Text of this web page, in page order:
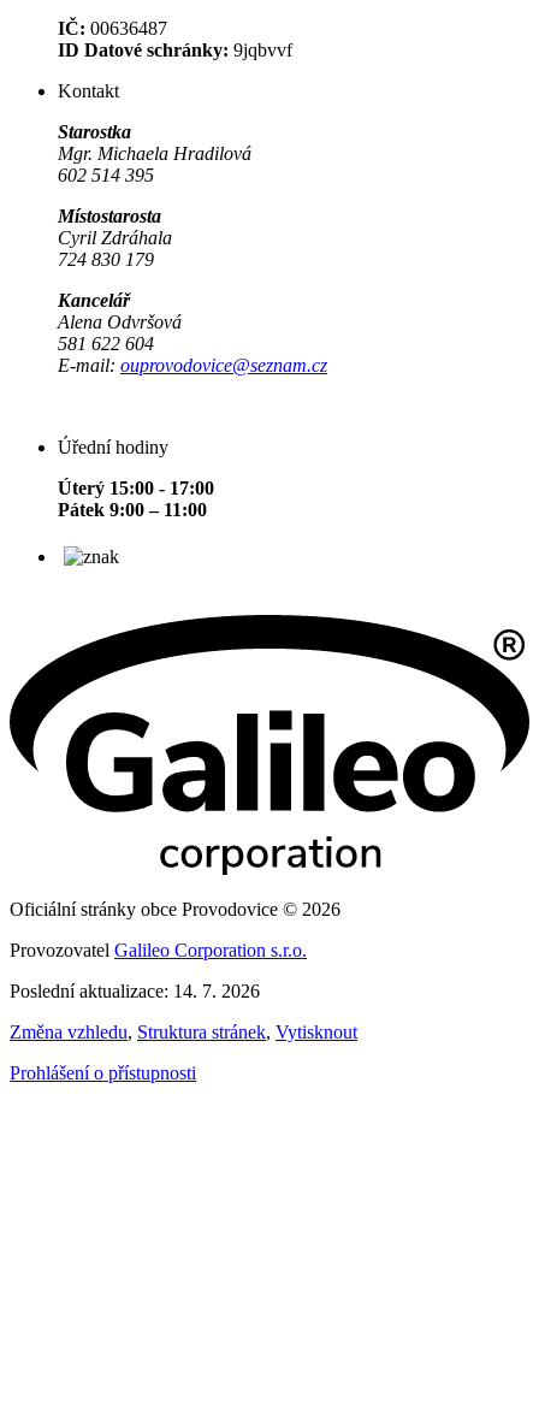
IČ: 00636487
ID Datové schránky: 9jqbvvf
Kontakt
Starostka
Mgr. Michaela Hradilová
602 514 395
Místostarosta
Cyril Zdráhala
724 830 179
Kancelář
Alena Odvršová
581 622 604
E-mail: ouprovodovice@seznam.cz
Úřední hodiny
Úterý 15:00 - 17:00
Pátek 9:00 – 11:00
Oficiální stránky obce Provodovice © 2026
Provozovatel Galileo Corporation s.r.o.
Poslední aktualizace: 14. 7. 2026
Změna vzhledu, Struktura stránek, Vytisknout
Prohlášení o přístupnosti